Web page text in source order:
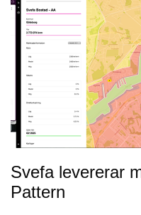
Svefa levererar
Pattern